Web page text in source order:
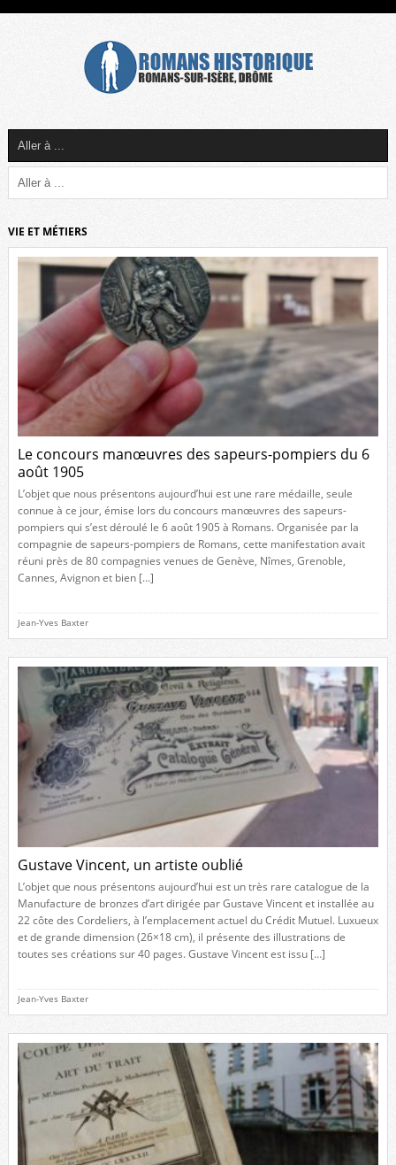
VIE ET MÉTIERS
Le concours manœuvres des sapeurs-pompiers du 6
août 1905
L’objet que nous présentons aujourd’hui est une rare médaille, seule
connue à ce jour, émise lors du concours manœuvres des sapeurs-
pompiers qui s’est déroulé le 6 août 1905 à Romans. Organisée par la
compagnie de sapeurs-pompiers de Romans, cette manifestation avait
réuni près de 80 compagnies venues de Genève, Nîmes, Grenoble,
Cannes, Avignon et bien […]
Jean-Yves Baxter
Gustave Vincent, un artiste oublié
L’objet que nous présentons aujourd’hui est un très rare catalogue de la
Manufacture de bronzes d’art dirigée par Gustave Vincent et installée au
22 côte des Cordeliers, à l’emplacement actuel du Crédit Mutuel. Luxueux
et de grande dimension (26×18 cm), il présente des illustrations de
toutes ses créations sur 40 pages. Gustave Vincent est issu […]
Jean-Yves Baxter